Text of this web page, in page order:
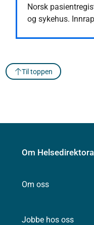
Norsk
og sykehus.
Til toppen
Om
Om oss
Jobbe hos oss